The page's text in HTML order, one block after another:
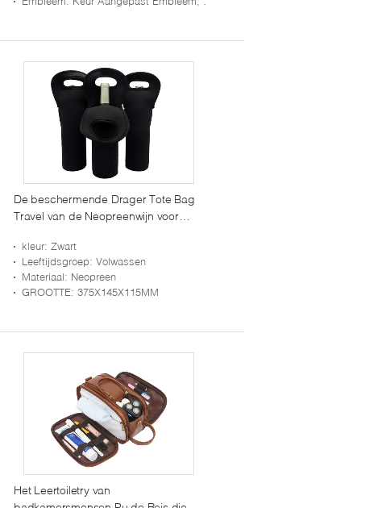
De beschermende Drager Tote Bag
Travel van de Neopreenwijn voor
kleur: Zwart
Leeftijdsgroep: Volwassen
Materiaal: Neopreen
GROOTTE: 375X145X115MM
Het Leertoiletry van